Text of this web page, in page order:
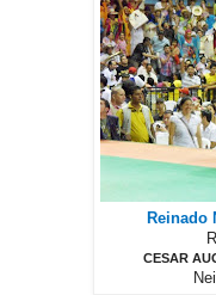
Reinado
CESAR